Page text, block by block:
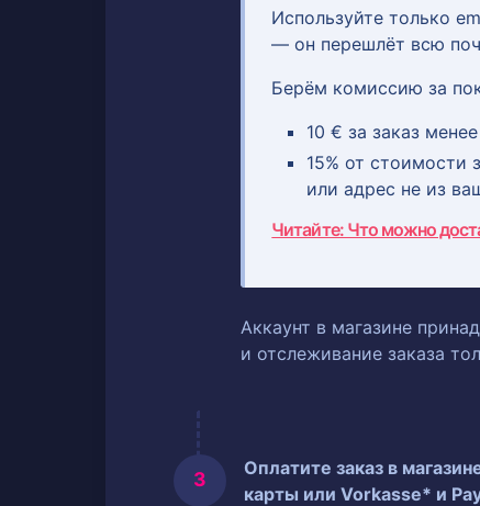
Используйте только
— он перешлёт всю
Берём комиссию за
10 € за заказ
15% от стоимости
или адрес не из
Читайте: Что можно
Аккаунт в магазине
и отслеживание заказа
Оплатите заказ в
карты или Vorkasse* и